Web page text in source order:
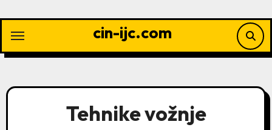
content
cin-ijc.com
Tehnike vožnje